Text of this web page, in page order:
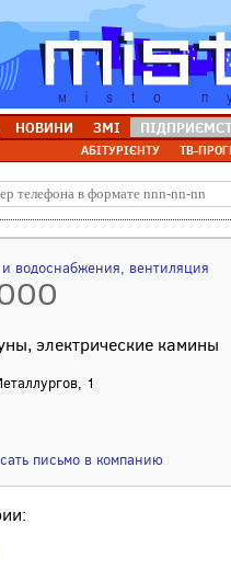
НОВИНИ ЗМІ
АБІТУРІЄНТУ ТВ-
водоснабжения, вентиляция
электрические камины
1
письмо в компанию